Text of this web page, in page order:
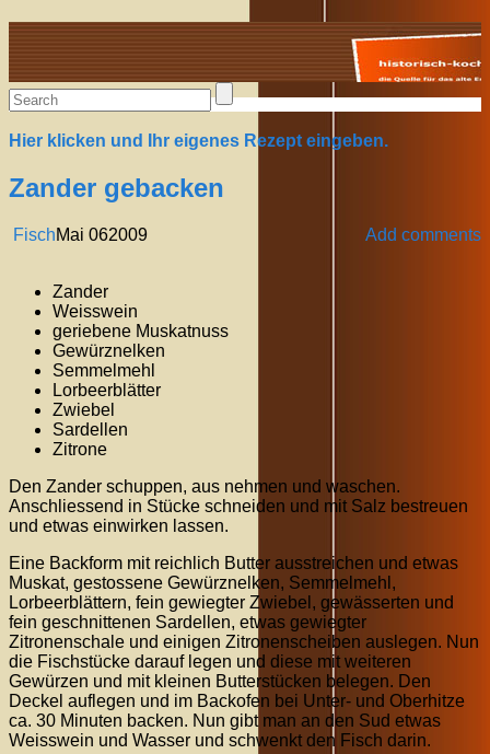
Alte Rezepte online
Hier klicken und Ihr eigenes Rezept eingeben.
Zander gebacken
Fisch Add comments
Mai 062009
Zander
Weisswein
geriebene Muskatnuss
Gewürznelken
Semmelmehl
Lorbeerblätter
Zwiebel
Sardellen
Zitrone
Den Zander schuppen, aus nehmen und waschen.
Anschliessend in Stücke schneiden und mit Salz bestreuen
und etwas einwirken lassen.
Eine Backform mit reichlich Butter ausstreichen und etwas
Muskat, gestossene Gewürznelken, Semmelmehl,
Lorbeerblättern, fein gewiegter Zwiebel, gewässerten und
fein geschnittenen Sardellen, etwas gewiegter
Zitronenschale und einigen Zitronenscheiben auslegen. Nun
die Fischstücke darauf legen und diese mit weiteren
Gewürzen und mit kleinen Butterstücken belegen. Den
Deckel auflegen und im Backofen bei Unter- und Oberhitze
ca. 30 Minuten backen. Nun gibt man an den Sud etwas
Weisswein und Wasser und schwenkt den Fisch darin.